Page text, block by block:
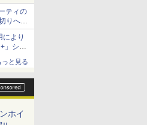
・ろー
？】
ティの
りへ
より
」シリ
リへの
っと見る
ホイ